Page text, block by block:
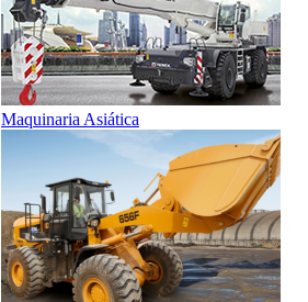
Maquinaria Asiática